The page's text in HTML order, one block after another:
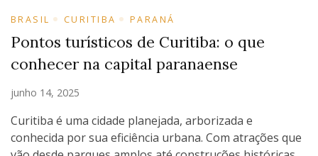
BRASIL CURITIBA PARANÁ
Pontos turísticos de Curitiba: o que
conhecer na capital paranaense
junho 14, 2025
Curitiba é uma cidade planejada, arborizada e
conhecida por sua eficiência urbana. Com atrações que